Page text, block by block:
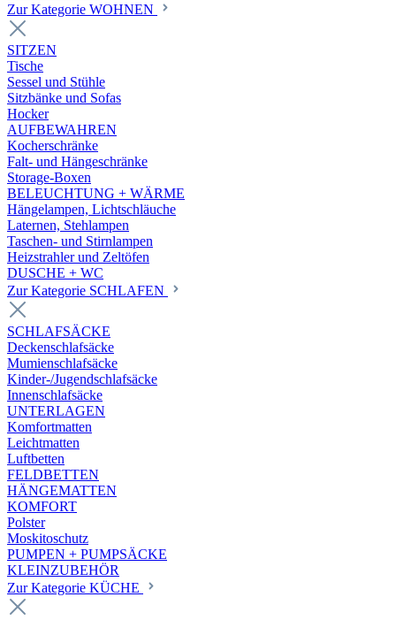
Zur Kategorie WOHNEN
SITZEN
Tische
Sessel und Stühle
Sitzbänke und Sofas
Hocker
AUFBEWAHREN
Kocherschränke
Falt- und Hängeschränke
Storage-Boxen
BELEUCHTUNG + WÄRME
Hängelampen, Lichtschläuche
Laternen, Stehlampen
Taschen- und Stirnlampen
Heizstrahler und Zeltöfen
DUSCHE + WC
Zur Kategorie SCHLAFEN
SCHLAFSÄCKE
Deckenschlafsäcke
Mumienschlafsäcke
Kinder-/Jugendschlafsäcke
Innenschlafsäcke
UNTERLAGEN
Komfortmatten
Leichtmatten
Luftbetten
FELDBETTEN
HÄNGEMATTEN
KOMFORT
Polster
Moskitoschutz
PUMPEN + PUMPSÄCKE
KLEINZUBEHÖR
Zur Kategorie KÜCHE